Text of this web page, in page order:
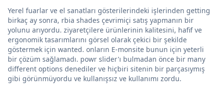
Yerel fuarlar ve el sanatları gösterilerindeki işlerinden getting
birkaç ay sonra, rbia shades çevrimiçi satış yapmanın bir
yolunu arıyordu. ziyaretçilere ürünlerinin kalitesini, hafif ve
ergonomik tasarımlarını görsel olarak çekici bir şekilde
göstermek için wanted. onların E-monsite bunun için yeterli
bir çözüm sağlamadı. powr slider'ı bulmadan önce bir many
different options denediler ve hiçbiri sitenin bir parçasıymış
gibi görünmüyordu ve kullanışsız ve kullanımı zordu.